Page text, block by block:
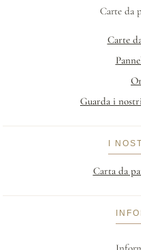
Carte da
Carte
Guarda i
I
Carta da